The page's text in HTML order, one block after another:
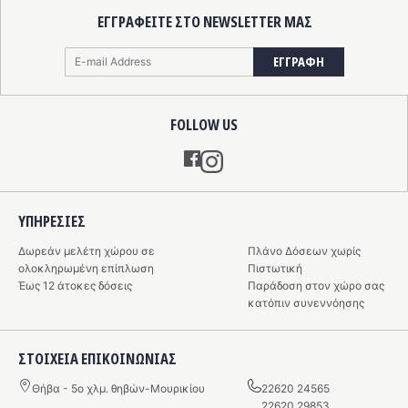
FOLLOW US
Instagram
ΕΓΓΡΑΦΕΙΤΕ ΣΤΟ NEWSLETTER ΜΑΣ
ΕΓΓΡΑΦΗ
ΥΠΗΡΕΣIΕΣ
Δωρεάν μελέτη χώρου σε
ολοκληρωμένη επίπλωση
Πλάνο Δόσεων χωρίς
Πιστωτική
Έως 12 άτοκες δόσεις
Παράδοση στον χώρο σας
κατόπιν συνεννόησης
ΣΤΟΙΧΕΙΑ ΕΠΙΚΟΙΝΩΝΙΑΣ
Θήβα - 5o χλμ. θηβών-Μουρικίου
22620 24565